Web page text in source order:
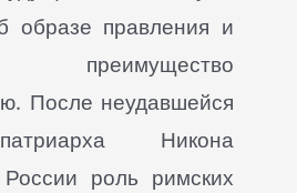
образе правления и
После неудавшейся
Никона
роль римских